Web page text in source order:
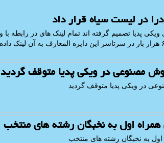
در لیست سیاه قرار داد
مصنوعی در ویکی پدیا متوقف گردید
در ویکی پدیا متوقف گردید
اول به نخبگان رشته های منتخب
به نخبگان رشته های منتخب